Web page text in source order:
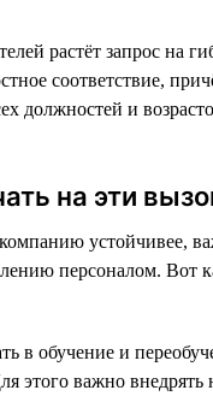
растёт запрос на
соответствие,
должностей и
на эти
устойчивее,
персоналом. Вот
в обучение и
этого важно